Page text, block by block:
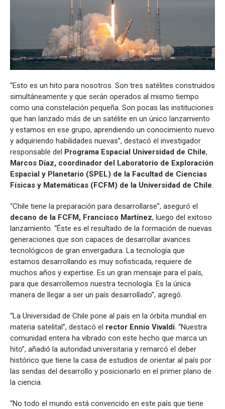
“Esto es un hito para nosotros. Son tres satélites construidos
simultáneamente y que serán operados al mismo tiempo
como una constelación pequeña. Son pocas las instituciones
que han lanzado más de un satélite en un único lanzamiento
y estamos en ese grupo, aprendiendo un conocimiento nuevo
y adquiriendo habilidades nuevas”, destacó el investigador
responsable del Programa Espacial Universidad de Chile,
Marcos Díaz, coordinador del Laboratorio de Exploración
Espacial y Planetario (SPEL) de la Facultad de Ciencias
Físicas y Matemáticas (FCFM) de la Universidad de Chile.
“Chile tiene la preparación para desarrollarse”, aseguró el
decano de la FCFM, Francisco Martínez, luego del exitoso
lanzamiento. “Éste es el resultado de la formación de nuevas
generaciones que son capaces de desarrollar avances
tecnológicos de gran envergadura. La tecnología que
estamos desarrollando es muy sofisticada, requiere de
muchos años y expertise. Es un gran mensaje para el país,
para que desarrollemos nuestra tecnología. Es la única
manera de llegar a ser un país desarrollado”, agregó.
“La Universidad de Chile pone al país en la órbita mundial en
materia satelital”, destacó el rector Ennio Vivaldi. “Nuestra
comunidad entera ha vibrado con este hecho que marca un
hito”, añadió la autoridad universitaria y remarcó el deber
histórico que tiene la casa de estudios de orientar al país por
las sendas del desarrollo y posicionarlo en el primer plano de
la ciencia.
“No todo el mundo está convencido en este país que tiene